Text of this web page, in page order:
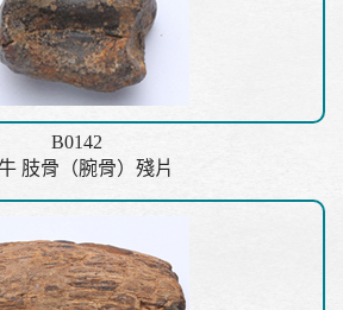
B0142
肢骨（腕骨）殘片